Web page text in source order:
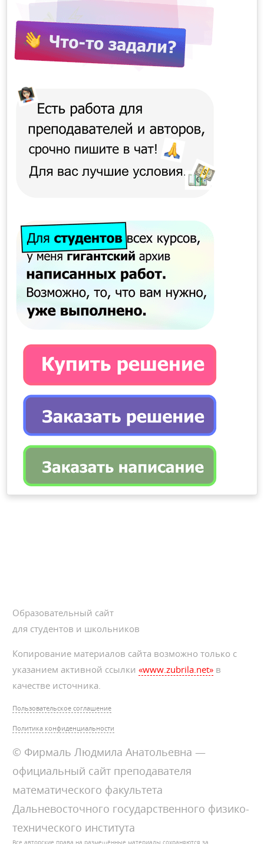
Образовательный сайт
для студентов и школьников
Копирование материалов сайта возможно только с
указанием активной ссылки«www.zubrila.net» в
качестве источника.
Пользовательское соглашение
Политика конфиденциальности
© Фирмаль Людмила Анатольевна —
официальный сайт преподавателя
математического факультета
Дальневосточного государственного физико-
технического института